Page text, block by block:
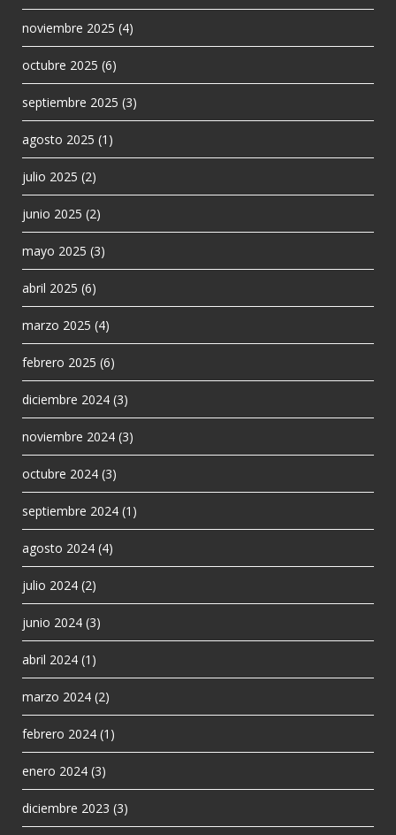
noviembre 2025 (4)
octubre 2025 (6)
septiembre 2025 (3)
agosto 2025 (1)
julio 2025 (2)
junio 2025 (2)
mayo 2025 (3)
abril 2025 (6)
marzo 2025 (4)
febrero 2025 (6)
diciembre 2024 (3)
noviembre 2024 (3)
octubre 2024 (3)
septiembre 2024 (1)
agosto 2024 (4)
julio 2024 (2)
junio 2024 (3)
abril 2024 (1)
marzo 2024 (2)
febrero 2024 (1)
enero 2024 (3)
diciembre 2023 (3)